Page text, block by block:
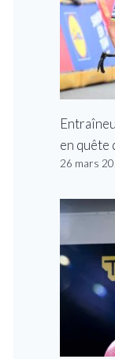
en quête
26 mars